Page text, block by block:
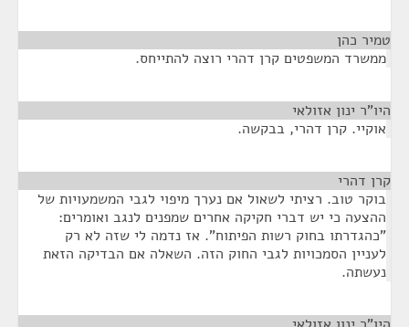
טמיר כהן
ממשרד המשפטים קרן דהרי רוצה להתייחס.
היו"ר ינון אזולאי
אוקיי. קרן דהרי, בבקשה.
קרן דהרי
בוקר טוב. רציתי לשאול אם נערך מיפוי לגבי המשמעויות של
ההצעה כי יש דברי חקיקה אחרים שמפנים לנגב ואומרים:
"כהגדרתו בחוק רשות הפיתוח". אז נדמה לי שזה לא רק
לעניין הסמכויות לגבי החוק הזה. השאלה אם הבדיקה הזאת
נעשתה.